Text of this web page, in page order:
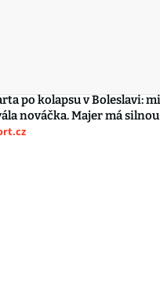
po kolapsu v Boleslavi:
nováčka. Majer má